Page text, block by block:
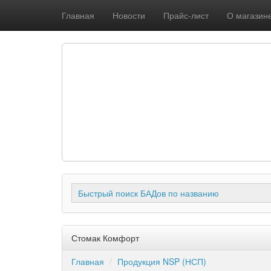
Главная Новости Прайс-лист О
Быстрый поиск БАДов по названию
Стомак Комфорт
Главная
Продукция NSP (НСП)